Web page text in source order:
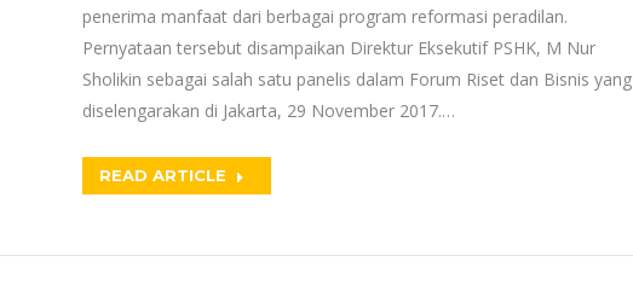
penerima manfaat dari berbagai program reformasi peradilan.
Pernyataan tersebut disampaikan Direktur Eksekutif PSHK, M Nur
Sholikin sebagai salah satu panelis dalam Forum Riset dan Bisnis yang
diselengarakan di Jakarta, 29 November 2017.…
READ ARTICLE